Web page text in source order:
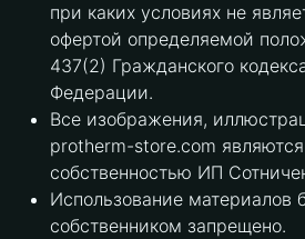
при каких условиях не
офертой определяемой
437(2) Гражданского
Федерации.
Все изображения,
protherm-store.com
собственностью ИП
Использование материалов
собственником запрещено.